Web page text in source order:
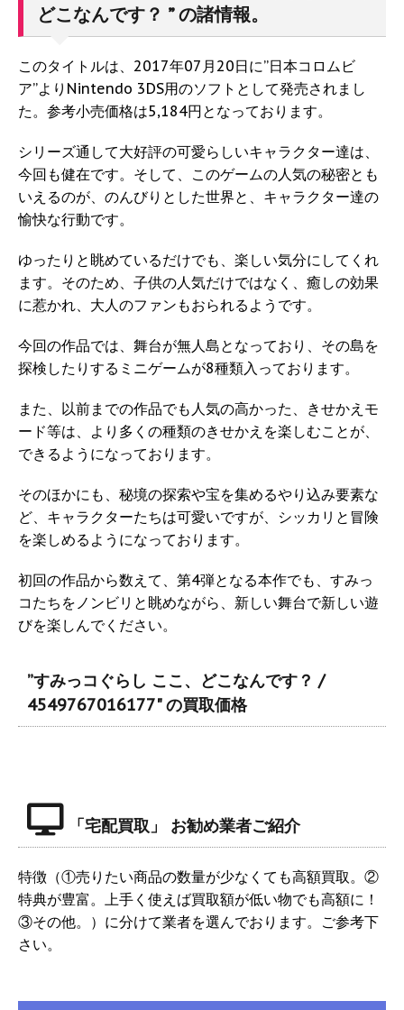
どこなんです？ ” の諸情報。
このタイトルは、2017年07月20日に”日本コロムビ
ア”よりNintendo 3DS用のソフトとして発売されまし
た。参考小売価格は5,184円となっております。
シリーズ通して大好評の可愛らしいキャラクター達は、
今回も健在です。そして、このゲームの人気の秘密とも
いえるのが、のんびりとした世界と、キャラクター達の
愉快な行動です。
ゆったりと眺めているだけでも、楽しい気分にしてくれ
ます。そのため、子供の人気だけではなく、癒しの効果
に惹かれ、大人のファンもおられるようです。
今回の作品では、舞台が無人島となっており、その島を
探検したりするミニゲームが8種類入っております。
また、以前までの作品でも人気の高かった、きせかえモ
ード等は、より多くの種類のきせかえを楽しむことが、
できるようになっております。
そのほかにも、秘境の探索や宝を集めるやり込み要素な
ど、キャラクターたちは可愛いですが、シッカリと冒険
を楽しめるようになっております。
初回の作品から数えて、第4弾となる本作でも、すみっ
コたちをノンビリと眺めながら、新しい舞台で新しい遊
びを楽しんでください。
”すみっコぐらし ここ、どこなんです？ /
4549767016177" の買取価格
「宅配買取」 お勧め業者ご紹介
特徴（①売りたい商品の数量が少なくても高額買取。②
特典が豊富。上手く使えば買取額が低い物でも高額に！
③その他。）に分けて業者を選んでおります。ご参考下
さい。